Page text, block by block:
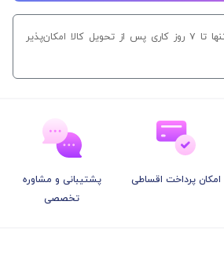
امکان بازگشت کالا تنها تا ۷ روز کاری پس از تحویل کالا امکان‌پذیر
امکان پرداخت اقساطی
پشتیبانی و مشاوره
تخصصی